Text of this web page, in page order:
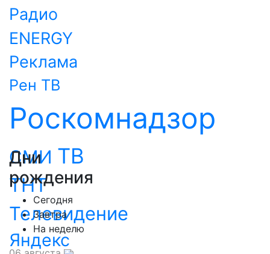
Радио
ENERGY
Реклама
Рен ТВ
Роскомнадзор
СМИ ТВ
ТНТ
Телевидение
Яндекс
Дни
рождения
Сегодня
Завтра
На неделю